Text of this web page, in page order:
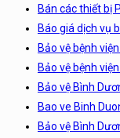
Bán các thiết bị
Báo giá dịch vụ
Bảo vệ bệnh
Bảo vệ bệnh
Bảo vệ Bình
Bao ve Binh
Bảo vệ Bình